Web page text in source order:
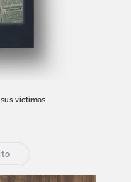
victimas